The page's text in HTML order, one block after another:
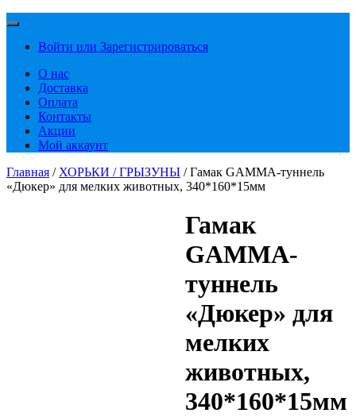
Войти или Зарегистрироваться
О нас
Доставка
Оплата
Контакты
Акции
Мой аккаунт
Главная / ХОРЬКИ / ГРЫЗУНЫ / Гамак GAMMA-туннель
«Дюкер» для мелких животных, 340*160*15мм
Гамак
GAMMA-
туннель
«Дюкер» для
мелких
животных,
340*160*15мм